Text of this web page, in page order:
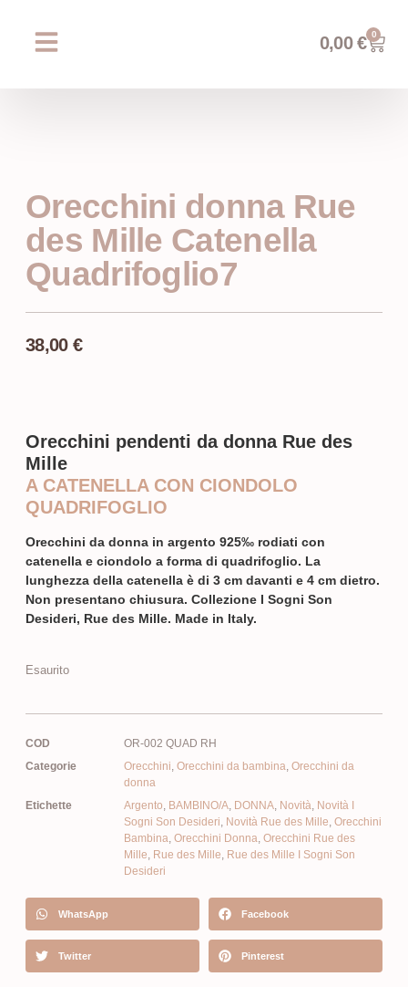
0,00€ 0
Orecchini donna Rue
des Mille Catenella
Quadrifoglio7
38,00 €
Orecchini pendenti da donna Rue des
Mille
A CATENELLA CON CIONDOLO
QUADRIFOGLIO
Orecchini da donna in argento 925‰ rodiati con
catenella e ciondolo a forma di quadrifoglio. La
lunghezza della catenella è di 3 cm davanti e 4 cm dietro.
Non presentano chiusura. Collezione I Sogni Son
Desideri, Rue des Mille. Made in Italy.
Esaurito
COD
OR-002 QUAD RH
Categorie
Orecchini, Orecchini da bambina, Orecchini da
donna
Etichette
Argento, BAMBINO/A, DONNA, Novità, Novità I
Sogni Son Desideri, Novità Rue des Mille, Orecchini
Bambina, Orecchini Donna, Orecchini Rue des
Mille, Rue des Mille, Rue des Mille I Sogni Son
Desideri
WhatsApp Facebook
Twitter Pinterest